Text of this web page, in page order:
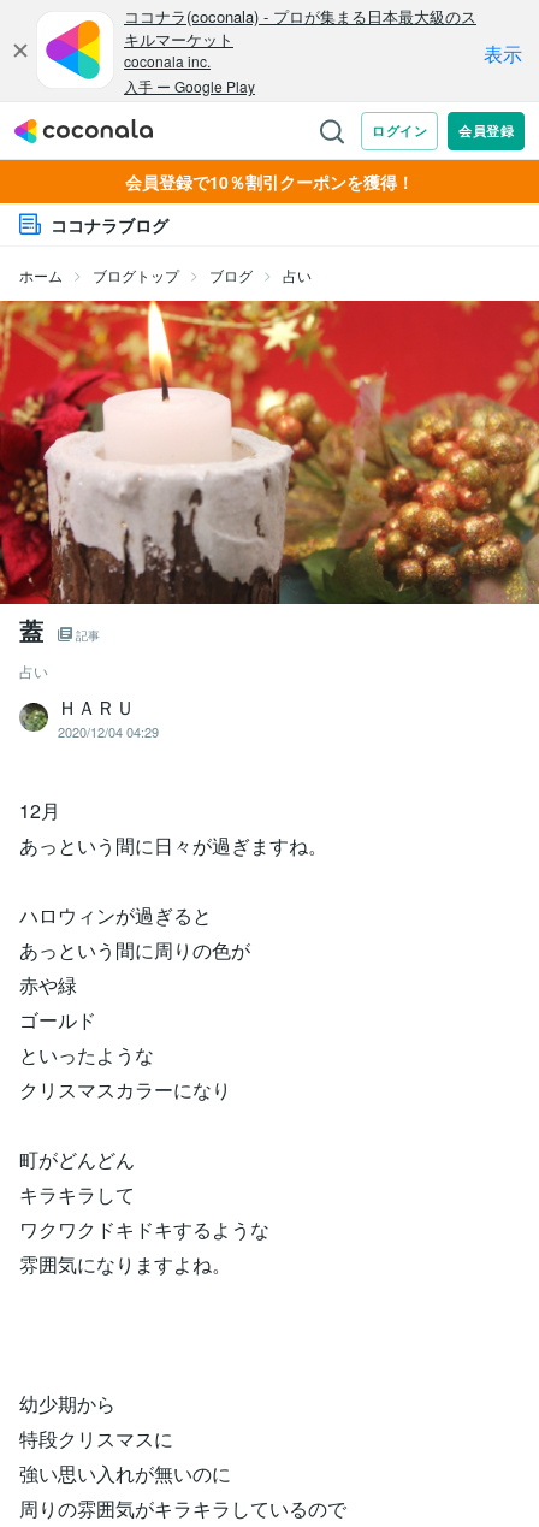
会員登録で10％割引クーポンを獲得！
ココナラブログ
ホーム ブログトップ ブログ 占い
蓋 記事
占い
ＨＡＲＵ
2020/12/04 04:29
12月
あっという間に日々が過ぎますね。
ハロウィンが過ぎると
あっという間に周りの色が
赤や緑
ゴールド
といったような
クリスマスカラーになり
町がどんどん
キラキラして
ワクワクドキドキするような
雰囲気になりますよね。
幼少期から
特段クリスマスに
強い思い入れが無いのに
周りの雰囲気がキラキラしているので